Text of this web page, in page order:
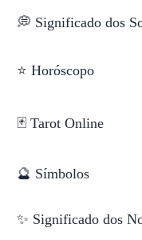
💭 Significado dos
⭐ Horóscopo
🃏 Tarot Online
🔮 Símbolos
✨ Significado dos
cobra na cama 2. Sonhar
enrolada na cama7.
com cobra em uma cama
cama te assustando 16.
escondida na cama
com cobra no quarto
Cama